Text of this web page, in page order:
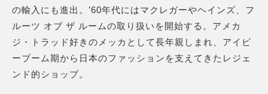
の輸入にも進出。’60年代にはマクレガーやヘインズ、フ
ルーツ オブ ザ ルームの取り扱いを開始する。アメカ
ジ・トラッド好きのメッカとして長年親しまれ、アイビ
ーブーム期から日本のファッションを支えてきたレジェ
ンド的ショップ。